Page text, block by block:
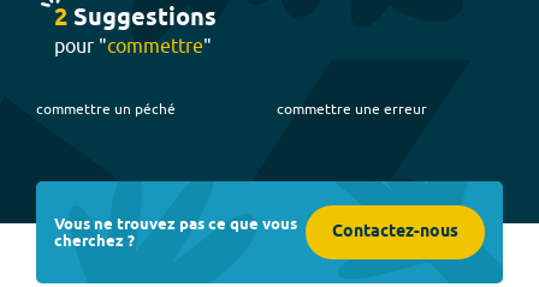
2Suggestions
pour "commettre"
commettre un péché commettre une erreur
Vous ne trouvez pas ce que vous
cherchez ? Contactez-nous